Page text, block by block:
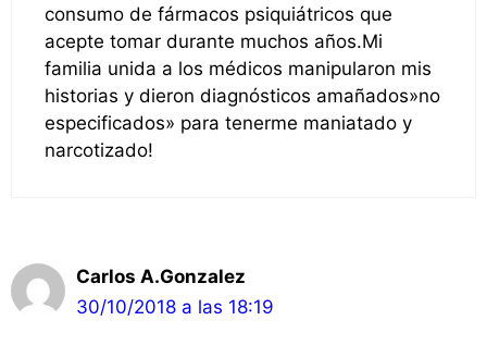
consumo de fármacos psiquiátricos que
acepte tomar durante muchos años.Mi
familia unida a los médicos manipularon mis
historias y dieron diagnósticos amañados»no
especificados» para tenerme maniatado y
narcotizado!
Carlos A.Gonzalez
30/10/2018 a las 18:19